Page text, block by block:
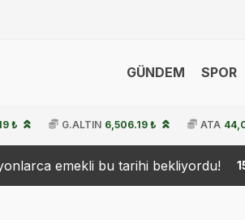
GÜNDEM SPOR
₺ G.ALTIN 6,506.19 ₺ ATA
bekliyordu! 15:33 137 bin lira